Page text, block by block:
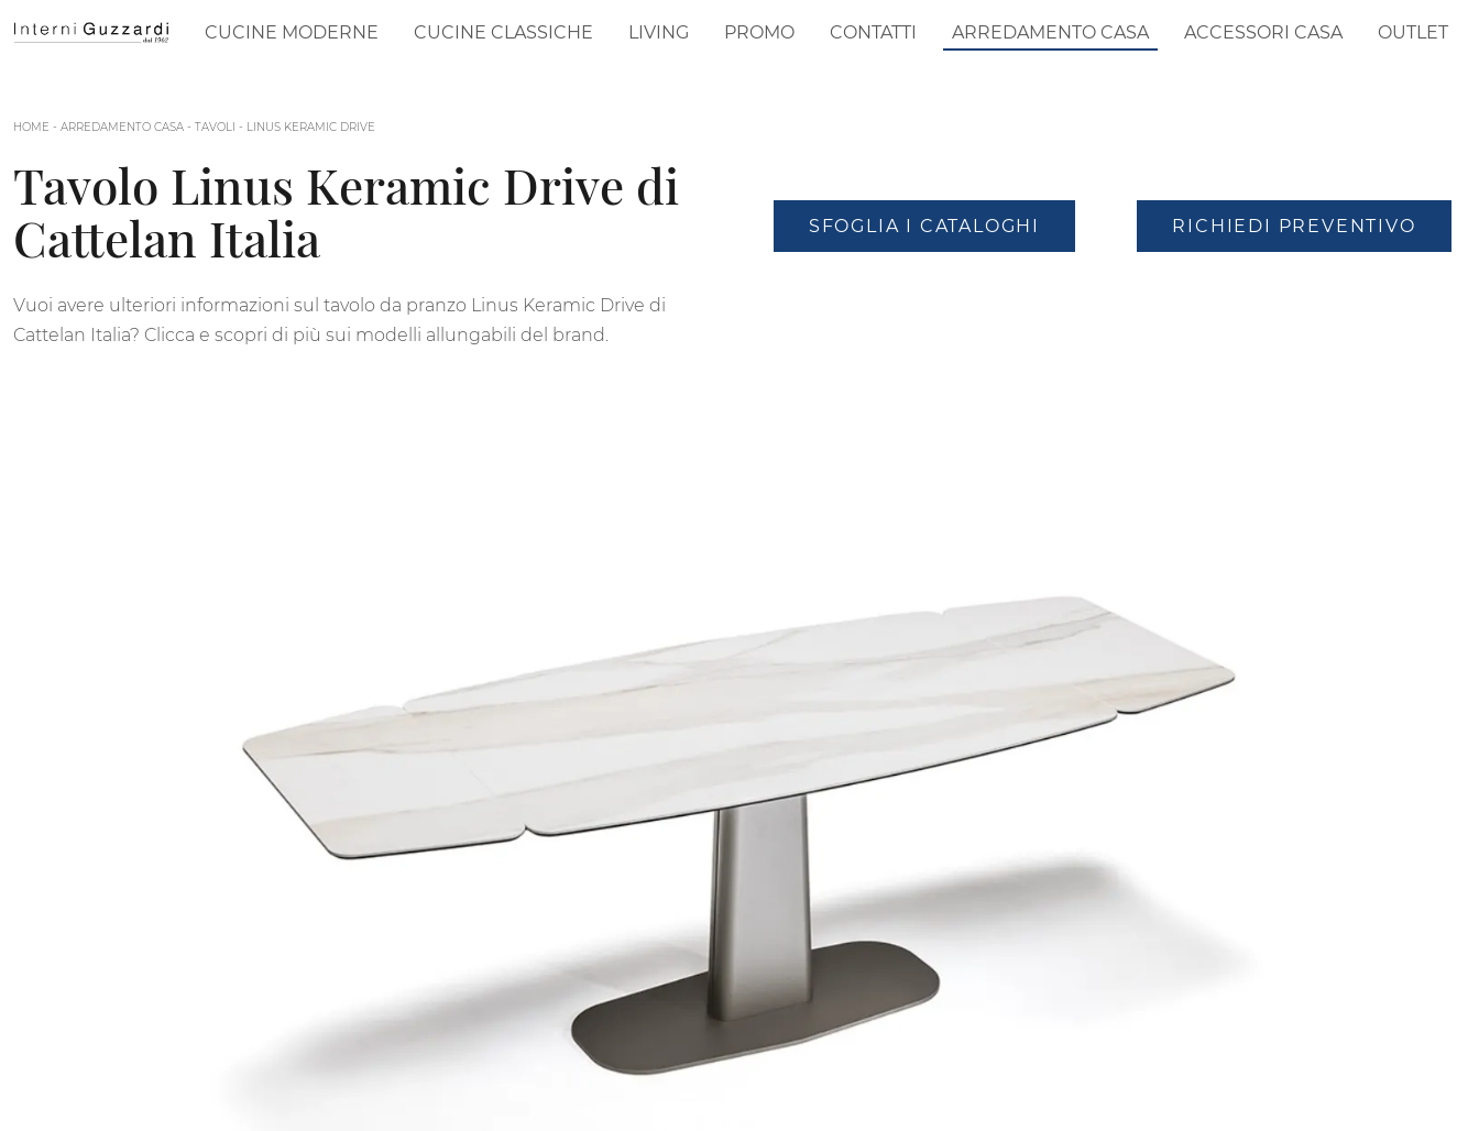
CUCINE MODERNE CUCINE CLASSICHE LIVING PROMO CONTATTI ARREDAMENTO CASA ACCESSORI CASA OUTLET
HOME - ARREDAMENTO CASA - TAVOLI - LINUS KERAMIC DRIVE
Tavolo Linus Keramic Drive di
Cattelan Italia
Vuoi avere ulteriori informazioni sul tavolo da pranzo Linus Keramic Drive di
Cattelan Italia? Clicca e scopri di più sui modelli allungabili del brand.
SFOGLIA I CATALOGHI RICHIEDI PREVENTIVO